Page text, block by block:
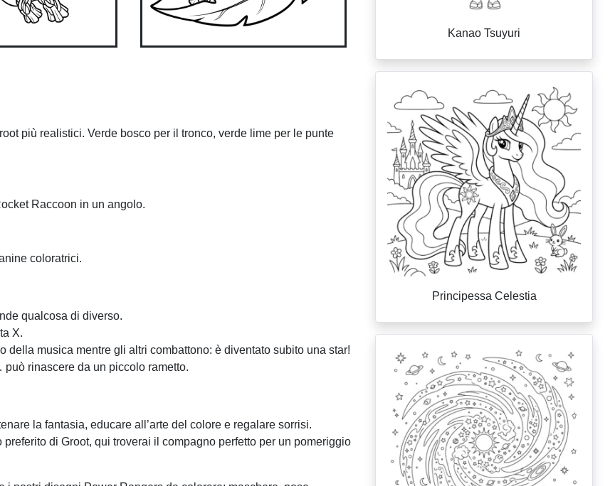
più realistici. Verde bosco per il tronco, verde lime per le punte
Raccoon in un angolo.
coloratrici.
qualcosa di diverso.
X.
della musica mentre gli altri combattono: è diventato subito una star!
rinascere da un piccolo rametto.
la fantasia, educare all’arte del colore e regalare sorrisi.
di Groot, qui troverai il compagno perfetto per un pomeriggio
Kanao Tsuyuri
Principessa Celestia